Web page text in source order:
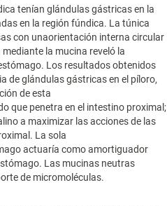
tenían glándulas gástricas en la
en la región fúndica. La túnica
con unaorientación interna circular
la mucina reveló la
Los resultados obtenidos
de glándulas gástricas en el píloro,
de esta
que penetra en el intestino proximal;
a maximizar las acciones de las
La sola
actuaría como amortiguador
Las mucinas neutras
de micromoléculas.